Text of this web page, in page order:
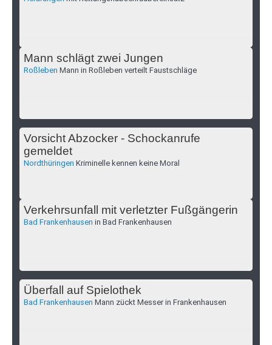
Mann schlägt zwei Jungen
Roßleben Mann in Roßleben verteilt Faustschläge
Vorsicht Abzocker - Schockanrufe
gemeldet
Nordthüringen Kriminelle kennen keine Moral
Verkehrsunfall mit verletzter Fußgängerin
Bad Frankenhausen in Bad Frankenhausen
Überfall auf Spielothek
Bad Frankenhausen Mann zückt Messer in Frankenhausen